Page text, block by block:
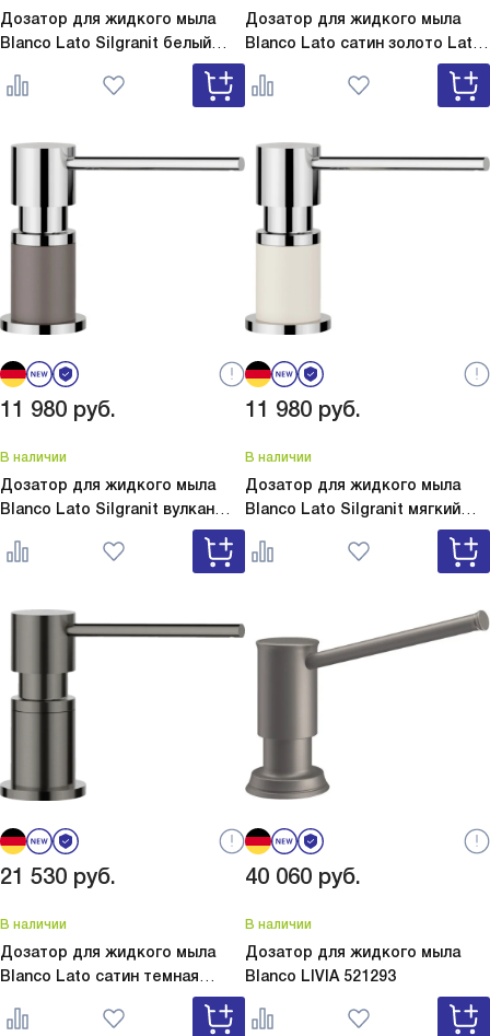
Дозатор для жидкого мыла
Blanco Lato Silgranit белый
Lato Silgranit белый 525814
Дозатор для жидкого мыла
Blanco Lato сатин золото Lato
11 980 руб.
В наличии
Дозатор для жидкого мыла
Blanco Lato Silgranit вулкан
Lato Silgranit вулкан
серый 526954
11 980 руб.
В наличии
Дозатор для жидкого мыла
Blanco Lato Silgranit мягкий
Lato Silgranit мягкий
белый 526955
21 530 руб.
В наличии
Дозатор для жидкого мыла
Blanco Lato сатин темная
Lato сатин темная сталь
527743
40 060 руб.
В наличии
Дозатор для жидкого мыла
Blanco LIVIA 521293